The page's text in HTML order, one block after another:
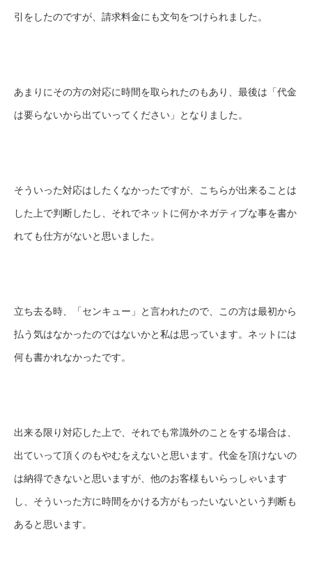
引をしたのですが、請求料金にも文句をつけられました。
あまりにその方の対応に時間を取られたのもあり、最後は「代金
は要らないから出ていってください」となりました。
そういった対応はしたくなかったですが、こちらが出来ることは
した上で判断したし、それでネットに何かネガティブな事を書か
れても仕方がないと思いました。
立ち去る時、「センキュー」と言われたので、この方は最初から
払う気はなかったのではないかと私は思っています。ネットには
何も書かれなかったです。
出来る限り対応した上で、それでも常識外のことをする場合は、
出ていって頂くのもやむをえないと思います。代金を頂けないの
は納得できないと思いますが、他のお客様もいらっしゃいます
し、そういった方に時間をかける方がもったいないという判断も
あると思います。